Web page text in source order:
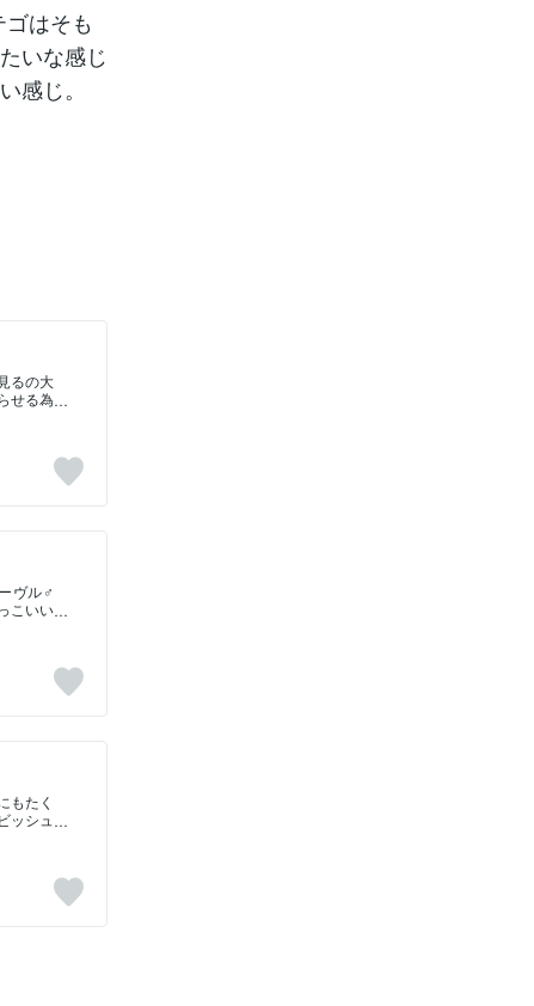
はそも
いな感じ
感じ。
るの大
せる為
画で
、ゴ
白い
ンサ
勝利し
ます
魅了
気に入
てスタ
ヴル♂
こいい
い面
とい
ナイ
す。
ほぼほ
われ
気が
もあり
ース後
もたく
ッシュ
ない
めた
その
まい
ずに生